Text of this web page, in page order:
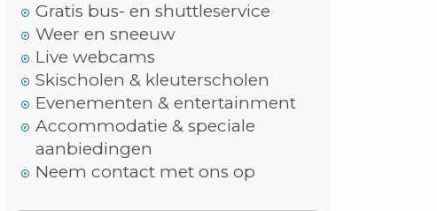
Gratis bus- en shuttleservice
Weer en sneeuw
Live webcams
Skischolen & kleuterscholen
Evenementen & entertainment
Accommodatie & speciale
aanbiedingen
Neem contact met ons op